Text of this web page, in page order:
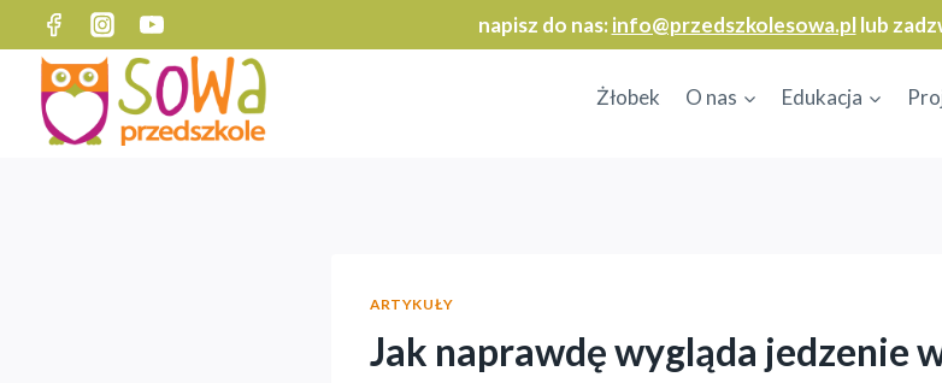
Przejdź
do
treści
napisz do nas: info@przedszkolesowa.pllub
Żłobek O nas Edukacja
ARTYKUŁY
Jak naprawdę wygląda jedzenie